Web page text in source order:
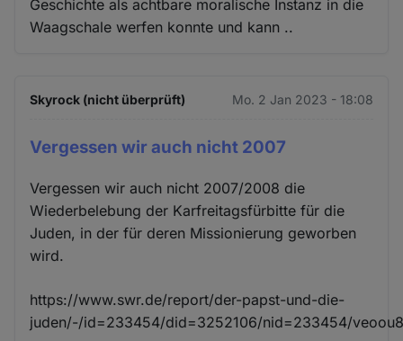
Geschichte als achtbare moralische Instanz in die
Waagschale werfen konnte und kann ..
Skyrock (nicht überprüft) Mo. 2 Jan 2023 - 18:08
Vergessen wir auch nicht 2007
Vergessen wir auch nicht 2007/2008 die
Wiederbelebung der Karfreitagsfürbitte für die
Juden, in der für deren Missionierung geworben
wird.
https://www.swr.de/report/der-papst-und-die-
juden/-/id=233454/did=3252106/nid=233454/